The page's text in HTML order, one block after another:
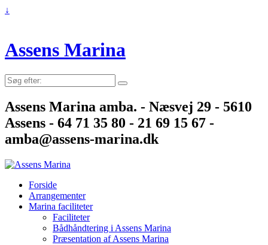
↓
Assens Marina
Søg
efter:
Assens Marina amba. - Næsvej 29 - 5610
Assens - 64 71 35 80 - 21 69 15 67 -
amba@assens-marina.dk
Forside
Arrangementer
Marina faciliteter
Faciliteter
Bådhåndtering i Assens Marina
Præsentation af Assens Marina